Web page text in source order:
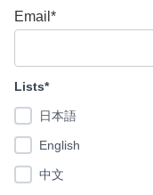
Email*
Lists*
日本語
English
中文